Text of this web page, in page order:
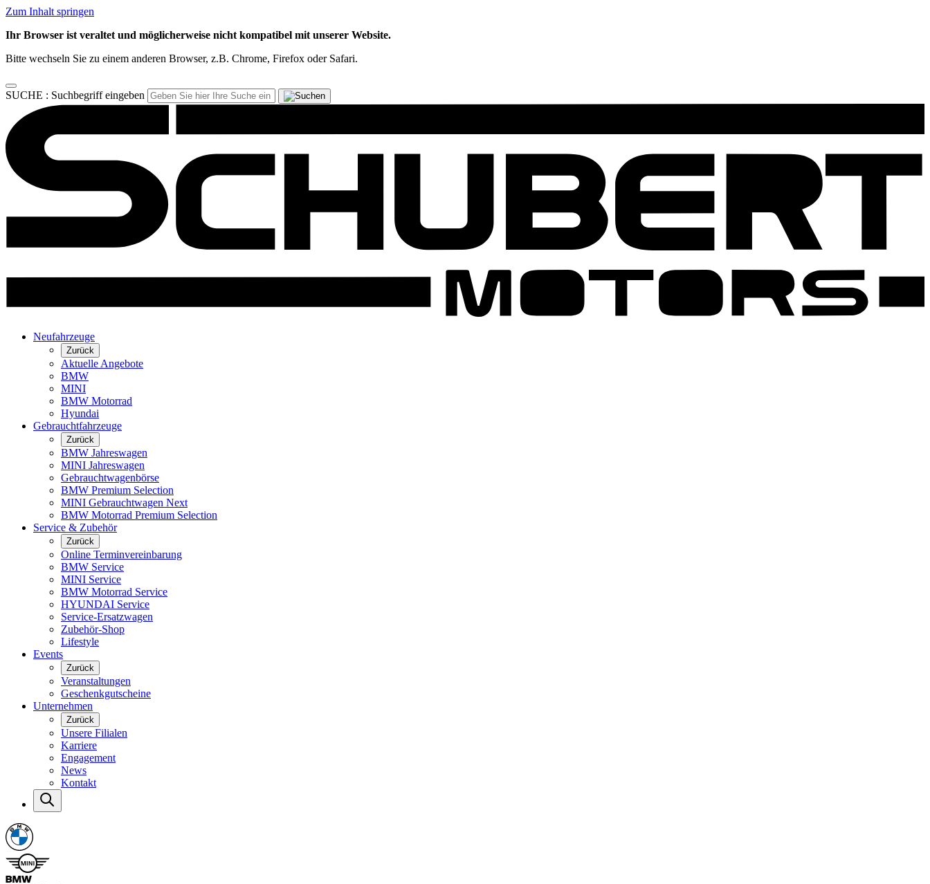
Zum Inhalt springen
Ihr Browser ist veraltet und möglicherweise nicht kompatibel mit unserer Website.
Bitte wechseln Sie zu einem anderen Browser, z.B. Chrome, Firefox oder Safari.
SUCHE : Suchbegriff eingeben
Neufahrzeuge
Zurück
Aktuelle Angebote
BMW
MINI
BMW Motorrad
Hyundai
Gebrauchtfahrzeuge
Zurück
BMW Jahreswagen
MINI Jahreswagen
Gebrauchtwagenbörse
BMW Premium Selection
MINI Gebrauchtwagen Next
BMW Motorrad Premium Selection
Service & Zubehör
Zurück
Online Terminvereinbarung
BMW Service
MINI Service
BMW Motorrad Service
HYUNDAI Service
Service-Ersatzwagen
Zubehör-Shop
Lifestyle
Events
Zurück
Veranstaltungen
Geschenkgutscheine
Unternehmen
Zurück
Unsere Filialen
Karriere
Engagement
News
Kontakt